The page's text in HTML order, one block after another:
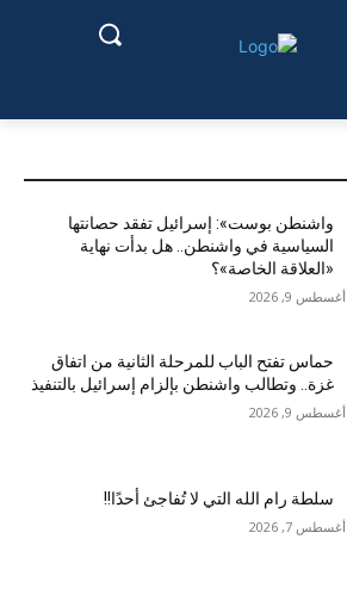
واشنطن بوست»: إسرائيل تفقد حصانتها
السياسية في واشنطن.. هل بدأت نهاية
«العلاقة الخاصة»؟
أغسطس 9, 2026
حماس تفتح الباب للمرحلة الثانية من اتفاق
غزة.. وتطالب واشنطن بإلزام إسرائيل بالتنفيذ
أغسطس 9, 2026
سلطة رام الله التي لا تُفاجئ أحدًا!!
أغسطس 7, 2026